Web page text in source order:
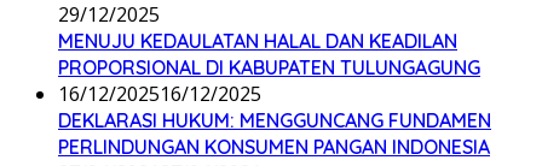
29/12/2025
MENUJU KEDAULATAN HALAL DAN KEADILAN
PROPORSIONAL DI KABUPATEN TULUNGAGUNG
16/12/202516/12/2025
DEKLARASI HUKUM: MENGGUNCANG FUNDAMEN
PERLINDUNGAN KONSUMEN PANGAN INDONESIA